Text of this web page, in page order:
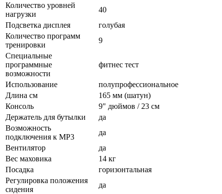
Количество уровней
нагрузки
40
Подсветка дисплея
голубая
Количество программ
тренировки
9
Специальные
программные
возможности
фитнес тест
Использование
полупрофессиональное
Длина см
165 мм (шатун)
Консоль
9" дюймов / 23 см
Держатель для бутылки
да
Возможность
подключения к MP3
да
Вентилятор
да
Вес маховика
14 кг
Посадка
горизонтальная
Регулировка положения
сидения
да